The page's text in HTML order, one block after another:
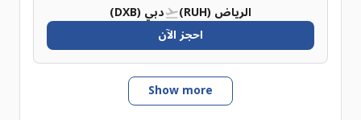
الرياض (RUH)
دبي (DXB)
احجز الآن
Show more